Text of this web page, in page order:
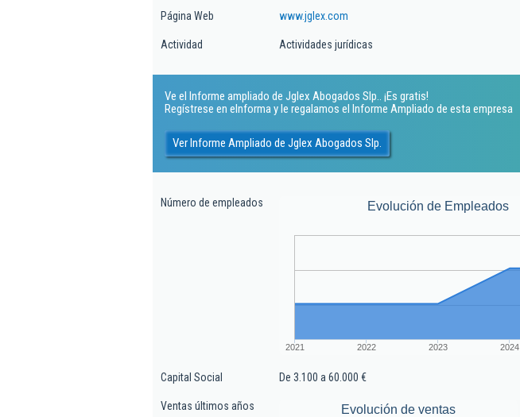
Página Web www.jglex.com
Actividad Actividades jurídicas
Ve el Informe ampliado de Jglex Abogados Slp.. ¡Es gratis!
Regístrese en eInforma y le regalamos el Informe Ampliado de esta empresa
Ver Informe Ampliado de Jglex Abogados Slp.
Número de empleados Evolución de Empleados
2021 2022 2023 2024
Capital Social De 3.100 a 60.000 €
Ventas últimos años Evolución de ventas